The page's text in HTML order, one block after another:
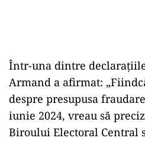
Într-una dintre
Armand a afirmat:
despre presupusa
iunie 2024, vreau să
Biroului Electoral Central